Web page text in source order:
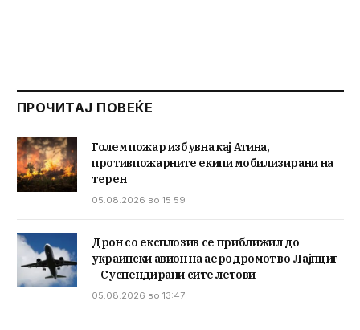
ПРОЧИТАЈ ПОВЕЌЕ
Голем пожар избувна кај Атина,
противпожарните екипи мобилизирани на
терен
05.08.2026 во 15:59
Дрон со експлозив се приближил до
украински авион на аеродромот во Лајпциг
– Суспендирани сите летови
05.08.2026 во 13:47